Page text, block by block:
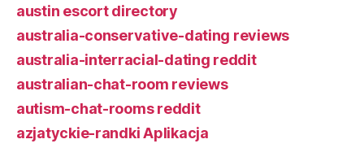
austin escort directory
australia-conservative-dating reviews
australia-interracial-dating reddit
australian-chat-room reviews
autism-chat-rooms reddit
azjatyckie-randki Aplikacja